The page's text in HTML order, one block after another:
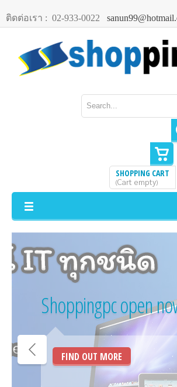
ติดต่อเรา : 02-933-0022
SHOPPING CART
(Cart empty)
Shoppingpc open
FIND OUT MORE